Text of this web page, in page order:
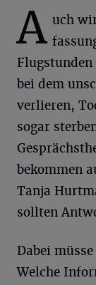
A uch
bei dem
verlieren,
sogar
bekommen
Tanja
sollten
Dabei
Welche